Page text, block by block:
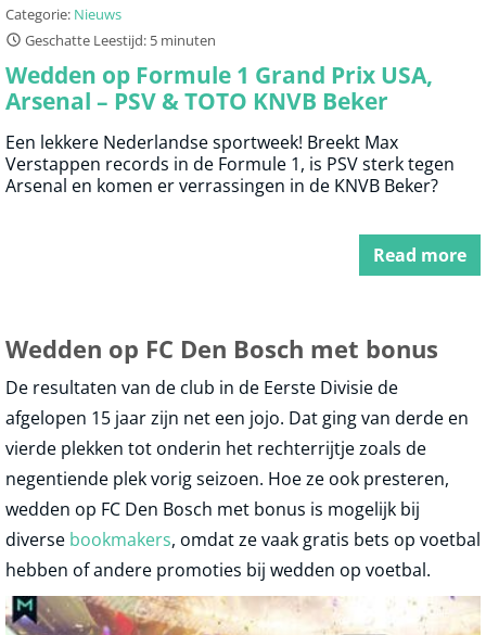
Categorie: Nieuws
Geschatte Leestijd: 5 minuten
Wedden op Formule 1 Grand Prix USA,
Arsenal – PSV & TOTO KNVB Beker
Een lekkere Nederlandse sportweek! Breekt Max
Verstappen records in de Formule 1, is PSV sterk tegen
Arsenal en komen er verrassingen in de KNVB Beker?
Read more
Wedden op FC Den Bosch met bonus
De resultaten van de club in de Eerste Divisie de
afgelopen 15 jaar zijn net een jojo. Dat ging van derde en
vierde plekken tot onderin het rechterrijtje zoals de
negentiende plek vorig seizoen. Hoe ze ook presteren,
wedden op FC Den Bosch met bonus is mogelijk bij
diverse bookmakers, omdat ze vaak gratis bets op voetbal
hebben of andere promoties bij wedden op voetbal.